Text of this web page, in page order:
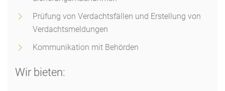
Prüfung von Verdachtsfällen und Erstellung von
Verdachtsmeldungen
Kommunikation mit Behörden
Wir bieten: